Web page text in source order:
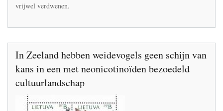
vrijwel verdwenen.
In Zeeland hebben weidevogels geen schijn van
kans in een met neonicotinoïden bezoedeld
cultuurlandschap